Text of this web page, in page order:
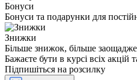
Бонуси
Бонуси та подарунки для
Знижки
Більше знижок, більше
Бажаєте бути в курсі всіх акцій
Підпишіться на розсилку